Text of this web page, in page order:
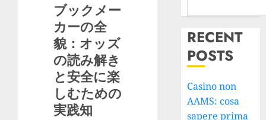
ブックメー
カーの全
貌：オッズ
の読み解き
と安全に楽
しむための
実践知
RECENT
POSTS
Casino non
AAMS: cosa
sapere prima